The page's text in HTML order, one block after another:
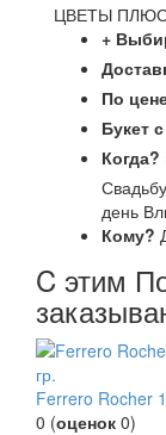
ЦВЕТЫ
+
По
Букет с
Когда?
день
Кому?
C этим
Ferrero Rocher
0 (оценок 0)